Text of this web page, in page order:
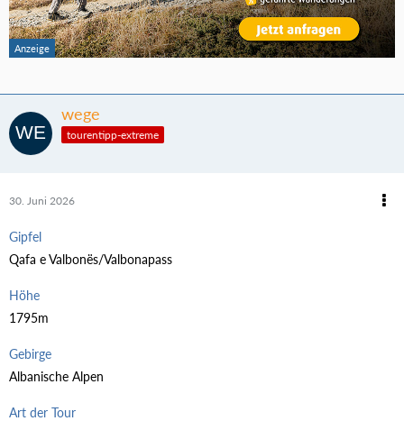
wege
tourentipp-extreme
30. Juni 2026
Gipfel
Qafa e Valbonës/Valbonapass
Höhe
1795m
Gebirge
Albanische Alpen
Art der Tour